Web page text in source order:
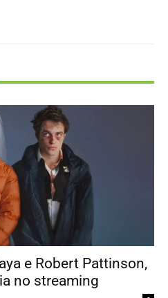
e Robert Pattinson,
no streaming